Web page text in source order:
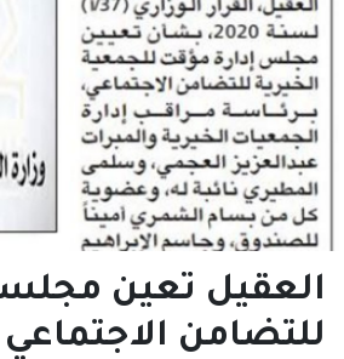
العقيل تعين
للتضامن الاجتماعي